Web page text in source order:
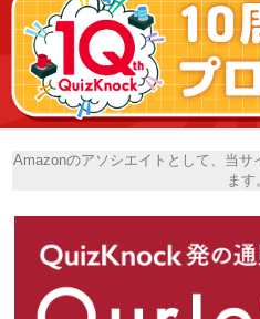
Amazonのアソシエイトとして、当
ます。